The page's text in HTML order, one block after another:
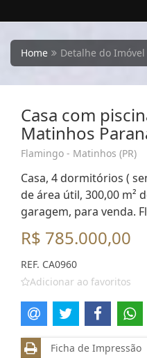
Home Detalhe do Imóvel
Casa com
Matinhos
Flamingo - Matinhos (PR)
Casa, 4 dormitórios (
de área útil, 300,00 m²
garagem, para venda.
R$ 785.000,00
REF. CA0960
Adicionar ao favoritos
Ficha de Impressão